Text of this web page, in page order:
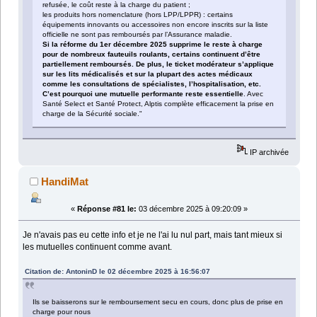
refusée, le coût reste à la charge du patient ;
les produits hors nomenclature (hors LPP/LPPR) : certains
équipements innovants ou accessoires non encore inscrits sur la liste
officielle ne sont pas remboursés par l’Assurance maladie.
Si la réforme du 1er décembre 2025 supprime le reste à charge
pour de nombreux fauteuils roulants, certains continuent d’être
partiellement remboursés. De plus, le ticket modérateur s’applique
sur les lits médicalisés et sur la plupart des actes médicaux
comme les consultations de spécialistes, l’hospitalisation, etc.
C’est pourquoi une mutuelle performante reste essentielle . Avec
Santé Select et Santé Protect, Alptis complète efficacement la prise en
charge de la Sécurité sociale."
IP archivée
HandiMat
« Réponse #81 le: 03 décembre 2025 à 09:20:09 »
Je n'avais pas eu cette info et je ne l'ai lu nul part, mais tant mieux si
les mutuelles continuent comme avant.
Citation de: AntoninD le 02 décembre 2025 à 16:56:07
Ils se baisserons sur le remboursement secu en cours, donc plus de prise en
charge pour nous